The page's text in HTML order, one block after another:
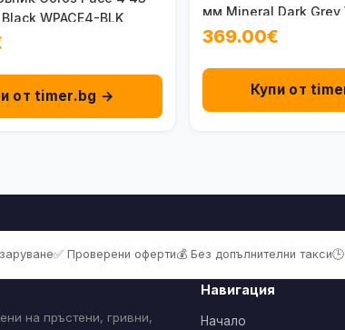
WPACE4-BLK
от timer.bg →
мм Mineral Dark Grey
369.00€
Купи от
✅ Проверени оферти💰 Без допълнителни такси
на пръстени, гривни,
Навигация
Начало